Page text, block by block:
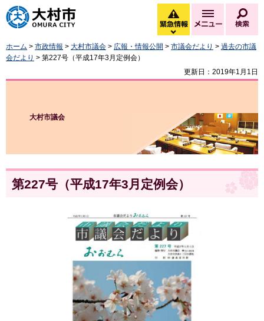
大村市
緊急情報
緊急情報を開く
メニュー
ホーム > 市政情報 > 大村市議会 > 広報・情報公開 > 市議会だより > 過去の市議
会だより > 第227号（平成17年3月定例会）
更新日：2019年1月1日
大村市議会
第227号（平成17年3月定例会）